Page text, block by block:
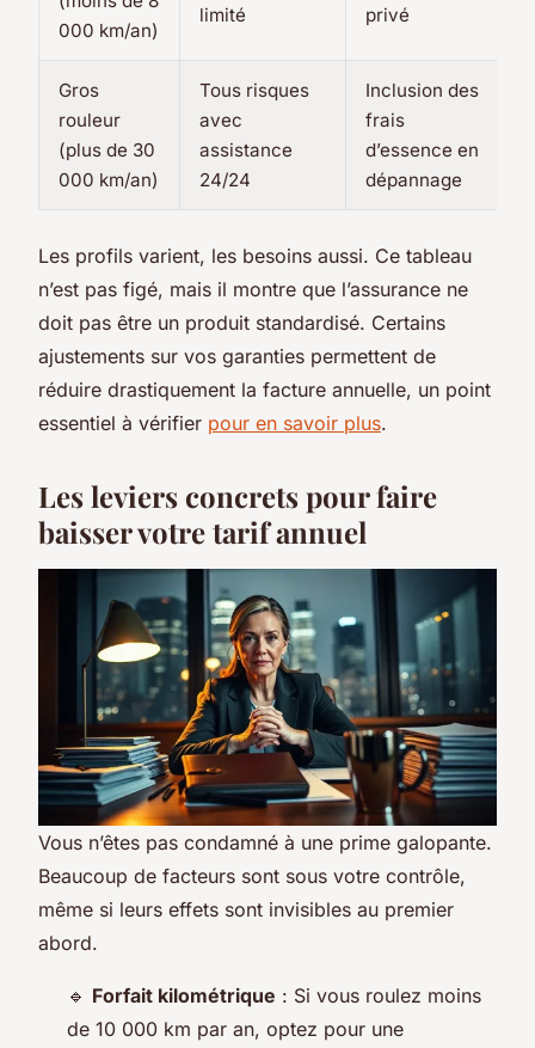
000 km/an)
limité privé
Gros
rouleur
(plus de 30
000 km/an)
Tous risques
avec
assistance
24/24
Inclusion des
frais
d’essence en
dépannage
Les profils varient, les besoins aussi. Ce tableau
n’est pas figé, mais il montre que l’assurance ne
doit pas être un produit standardisé. Certains
ajustements sur vos garanties permettent de
réduire drastiquement la facture annuelle, un point
essentiel à vérifier pour en savoir plus.
Les leviers concrets pour faire
baisser votre tarif annuel
Vous n’êtes pas condamné à une prime galopante.
Beaucoup de facteurs sont sous votre contrôle,
même si leurs effets sont invisibles au premier
abord.
🔹 Forfait kilométrique : Si vous roulez moins
de 10 000 km par an, optez pour une